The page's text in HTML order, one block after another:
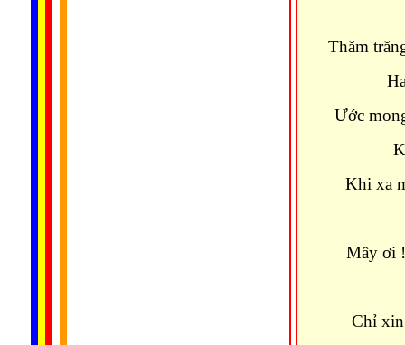
Thăm
Hay
Ước
Khó
Khi xa
Mây ơi
Chỉ